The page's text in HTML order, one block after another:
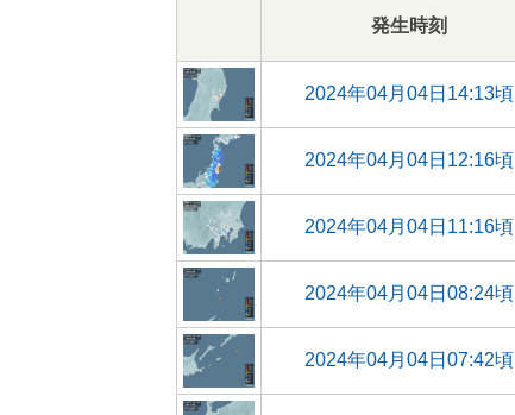
発生時刻
2024年04月04日14:13頃
2024年04月04日12:16頃
2024年04月04日11:16頃
2024年04月04日08:24頃
2024年04月04日07:42頃